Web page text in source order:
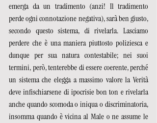
emerga da un tradimento (anzi! Il tradimento
perde ogni connotazione negativa), sarà ben giusto,
secondo questo sistema, di rivelarla. Lasciamo
perdere che è una maniera piuttosto poliziesca e
dunque per sua natura contestabile; nei suoi
termini, però, tenterebbe di essere coerente, perché
un sistema che elegga a massimo valore la Verità
deve infischiarsene di ipocrisie bon ton e rivelarla
anche quando scomoda o iniqua o discriminatoria,
insomma quando è vicina al Male o ne assume le